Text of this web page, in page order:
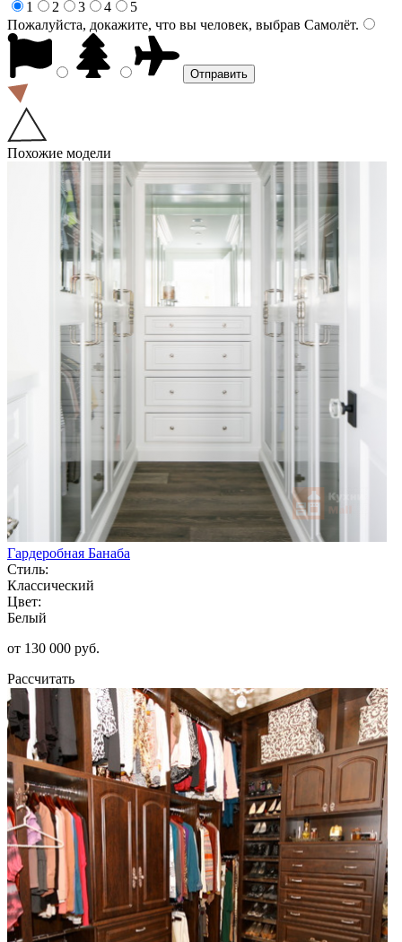
1
2 3 4
5
Пожалуйста, докажите, что вы человек, выбрав Самолёт.
Похожие модели
Гардеробная Банаба
Стиль:
Классический
Цвет:
Белый
от 130 000 руб.
Рассчитать